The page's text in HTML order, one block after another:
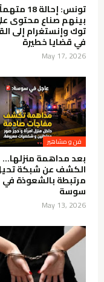
تونس: إحالة 18 متهماً
بينهم صناع محتوى
توك وإنستغرام إلى
في قضايا خطيرة
May 17, 2026
فن و مشاهير
بعد مداهمة منزلها…
الكشف عن شبكة
مرتبطة بالشعوذة في
سوسة
May 13, 2026